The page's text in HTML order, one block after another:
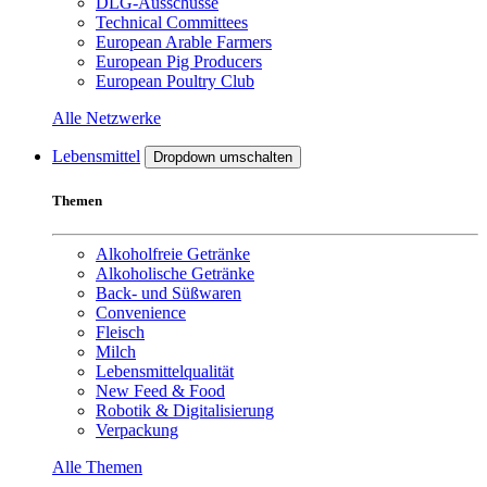
Technical Committees
European Arable Farmers
European Pig Producers
European Poultry Club
Alle Netzwerke
Lebensmittel Dropdown umschalten
Themen
Alkoholfreie Getränke
Alkoholische Getränke
Back- und Süßwaren
Convenience
Fleisch
Milch
Lebensmittelqualität
New Feed & Food
Robotik & Digitalisierung
Verpackung
Alle Themen